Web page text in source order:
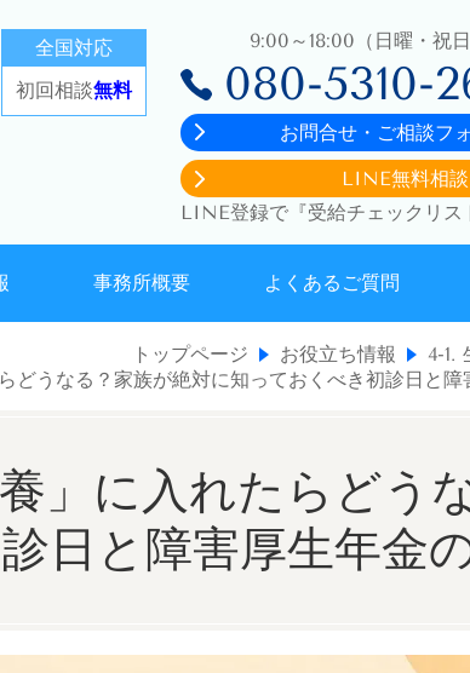
全国対応
初回相談無料
9:00～18:00（日曜・祝日
080-5310-
お問合せ・ご相談フ
LINE無料相談
LINE登録で『受給チェックリス
事務所概要 よくあるご質問
トップページ お役立ち情報
4-1.
どうなる？家族が絶対に知っておくべき初診日と
」に入れたらどう
日と障害厚生年金